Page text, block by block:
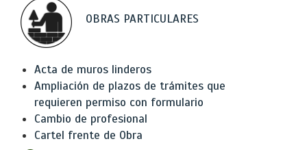
OBRAS PARTICULARES
Acta de muros linderos
Ampliación de plazos de trámites que
requieren permiso con formulario
Cambio de profesional
Cartel frente de Obra